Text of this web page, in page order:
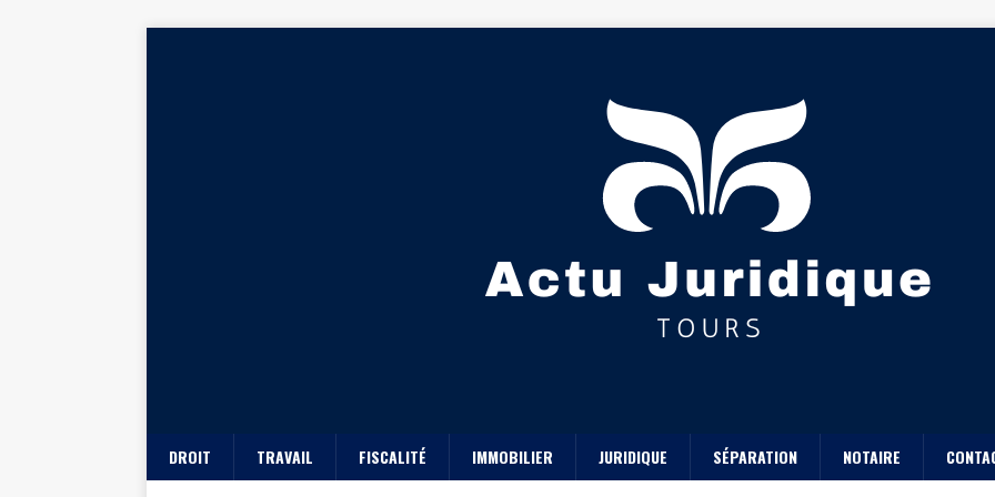
DROIT TRAVAIL FISCALITÉ IMMOBILIER JURIDIQUE SÉPARATION NOTAIRE